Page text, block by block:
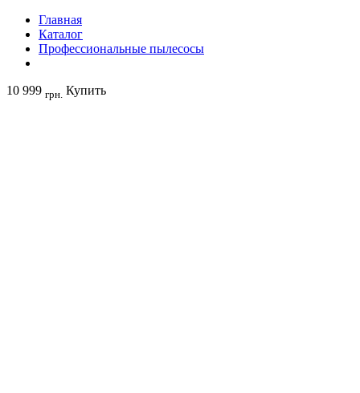
Главная
Каталог
Профессиональные пылесосы
10 999 грн. Купить